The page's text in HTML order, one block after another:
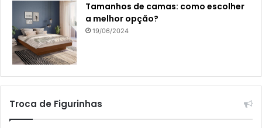
Tamanhos de camas: como escolher
a melhor opção?
19/06/2024
Troca de Figurinhas